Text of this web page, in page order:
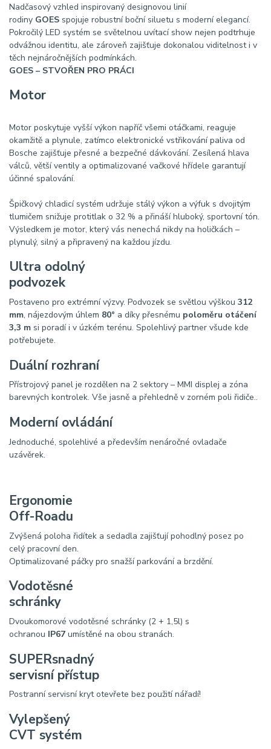
Nadčasový vzhled inspirovaný designovou linií
rodiny GOES spojuje robustní boční siluetu s moderní elegancí.
Pokročilý LED systém se světelnou uvítací show nejen podtrhuje
odvážnou identitu, ale zároveň zajišťuje dokonalou viditelnost i v
těch nejnáročnějších podmínkách.
GOES – STVOŘEN PRO PRÁCI
Motor
Motor poskytuje vyšší výkon napříč všemi otáčkami, reaguje
okamžitě a plynule, zatímco elektronické vstřikování paliva od
Bosche zajišťuje přesné a bezpečné dávkování. Zesílená hlava
válců, větší ventily a optimalizované vačkové hřídele garantují
účinné spalování.
Špičkový chladicí systém udržuje stálý výkon a výfuk s dvojitým
tlumičem snižuje protitlak o 32 % a přináší hluboký, sportovní tón.
Výsledkem je motor, který vás nenechá nikdy na holičkách –
plynulý, silný a připravený na každou jízdu.
Ultra odolný
podvozek
Postaveno pro extrémní výzvy. Podvozek se světlou výškou 312
mm, nájezdovým úhlem 80° a díky přesnému poloměru otáčení
3,3 m si poradí i v úzkém terénu. Spolehlivý partner všude kde
potřebujete.
Duální rozhraní
Přístrojový panel je rozdělen na 2 sektory – MMI displej a zóna
barevných kontrolek. Vše jasně a přehledně v zorném poli řidiče..
Moderní ovládání
Jednoduché, spolehlivé a především nenáročné ovladače
uzávěrek.
Ergonomie
Off-Roadu
Zvýšená poloha řidítek a sedadla zajišťují pohodlný posez po
celý pracovní den.
Optimalizované páčky pro snažší parkování a brzdění.
Vodotěsné
schránky
Dvoukomorové vodotěsné schránky (2 + 1,5l) s
ochranou IP67 umístěné na obou stranách.
SUPERsnadný
servisní přístup
Postranní servisní kryt otevřete bez použití nářadí!
Vylepšený
CVT systém